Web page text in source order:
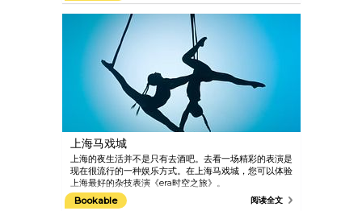
上海马戏城
上海的夜生活并不是只有去酒吧。去看一场精彩的表演是
现在很流行的一种娱乐方式。在上海马戏城，您可以体验
上海最好的杂技表演《era时空之旅》。
Bookable
阅读全文